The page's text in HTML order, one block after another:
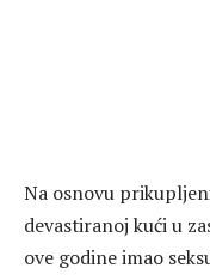
Na osnovu
devastiranoj kući u
ove godine imao